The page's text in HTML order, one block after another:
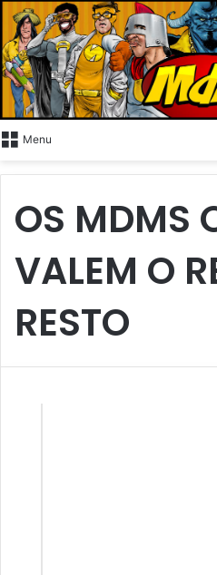
Menu
OS MDMS
VALEM O
RESTO